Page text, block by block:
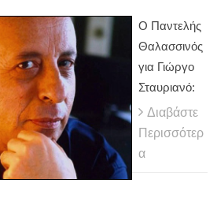
Ο Παντελής
Θαλασσινός
για Γιώργο
Σταυριανό:
Διαβάστε
Περισσότερ
α